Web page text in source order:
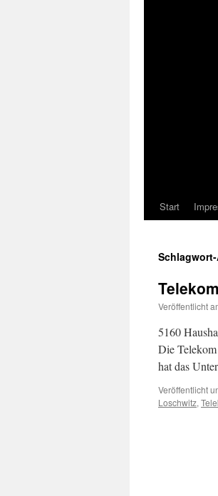
Start
Veröffentlicht
5160
Die
hat das
Veröffentlicht
Loschwitz,